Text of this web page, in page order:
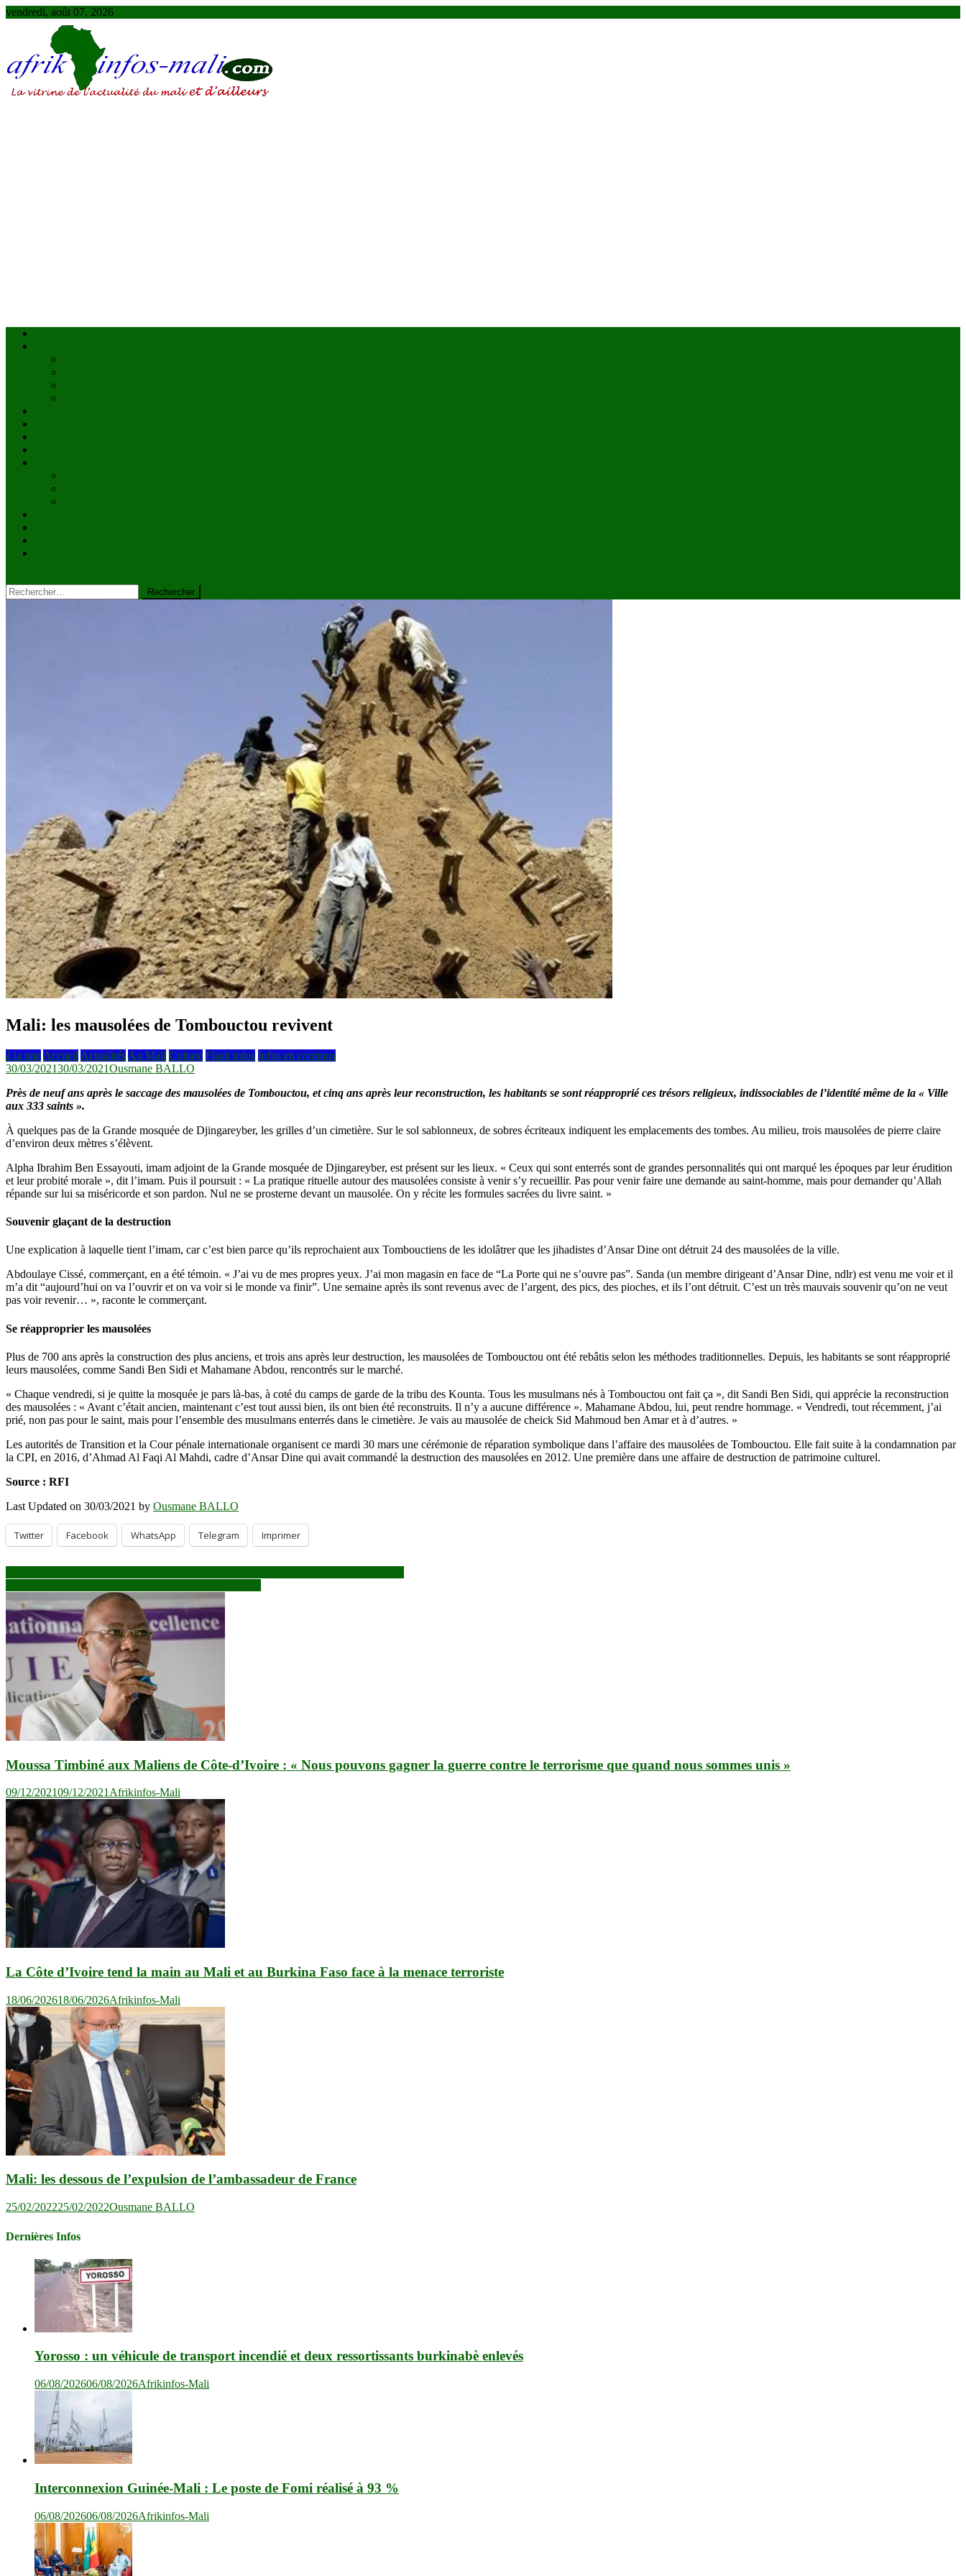
Skip
vendredi, août 07, 2026
Rechercher :
Mali: les mausolées de Tombouctou revivent
à la une Accueil Actualités Au Mali Culture Flash infos Infos en continus
30/03/202130/03/2021Ousmane BALLO
Près de neuf ans après le saccage des mausolées de Tombouctou, et cinq ans après leur reconstruction, les habitants se sont réapproprié ces trésors religieux, indissociables de l’identité même de la « Ville
aux 333 saints ».
À quelques pas de la Grande mosquée de Djingareyber, les grilles d’un cimetière. Sur le sol sablonneux, de sobres écriteaux indiquent les emplacements des tombes. Au milieu, trois mausolées de pierre claire
d’environ deux mètres s’élèvent.
Alpha Ibrahim Ben Essayouti, imam adjoint de la Grande mosquée de Djingareyber, est présent sur les lieux. « Ceux qui sont enterrés sont de grandes personnalités qui ont marqué les époques par leur érudition
et leur probité morale », dit l’imam. Puis il poursuit : « La pratique rituelle autour des mausolées consiste à venir s’y recueillir. Pas pour venir faire une demande au saint-homme, mais pour demander qu’Allah
répande sur lui sa miséricorde et son pardon. Nul ne se prosterne devant un mausolée. On y récite les formules sacrées du livre saint. »
Souvenir glaçant de la destruction
Une explication à laquelle tient l’imam, car c’est bien parce qu’ils reprochaient aux Tombouctiens de les idolâtrer que les jihadistes d’Ansar Dine ont détruit 24 des mausolées de la ville.
Abdoulaye Cissé, commerçant, en a été témoin. « J’ai vu de mes propres yeux. J’ai mon magasin en face de “La Porte qui ne s’ouvre pas”. Sanda (un membre dirigeant d’Ansar Dine, ndlr) est venu me voir et il
m’a dit “aujourd’hui on va l’ouvrir et on va voir si le monde va finir”. Une semaine après ils sont revenus avec de l’argent, des pics, des pioches, et ils l’ont détruit. C’est un très mauvais souvenir qu’on ne veut
pas voir revenir… », raconte le commerçant.
Se réapproprier les mausolées
Plus de 700 ans après la construction des plus anciens, et trois ans après leur destruction, les mausolées de Tombouctou ont été rebâtis selon les méthodes traditionnelles. Depuis, les habitants se sont réapproprié
leurs mausolées, comme Sandi Ben Sidi et Mahamane Abdou, rencontrés sur le marché.
« Chaque vendredi, si je quitte la mosquée je pars là-bas, à coté du camps de garde de la tribu des Kounta. Tous les musulmans nés à Tombouctou ont fait ça », dit Sandi Ben Sidi, qui apprécie la reconstruction
des mausolées : « Avant c’était ancien, maintenant c’est tout aussi bien, ils ont bien été reconstruits. Il n’y a aucune différence ». Mahamane Abdou, lui, peut rendre hommage. « Vendredi, tout récemment, j’ai
prié, non pas pour le saint, mais pour l’ensemble des musulmans enterrés dans le cimetière. Je vais au mausolée de cheick Sid Mahmoud ben Amar et à d’autres. »
Les autorités de Transition et la Cour pénale internationale organisent ce mardi 30 mars une cérémonie de réparation symbolique dans l’affaire des mausolées de Tombouctou. Elle fait suite à la condamnation par
la CPI, en 2016, d’Ahmad Al Faqi Al Mahdi, cadre d’Ansar Dine qui avait commandé la destruction des mausolées en 2012. Une première dans une affaire de destruction de patrimoine culturel.
Source : RFI
Last Updated on 30/03/2021 by Ousmane BALLO
Twitter Facebook WhatsApp Telegram Imprimer
Navigation
de
l’article
Moussa Timbiné aux Maliens de Côte-d’Ivoire : « Nous pouvons gagner la guerre contre le terrorisme que quand nous sommes unis »
09/12/202109/12/2021 Afrikinfos-Mali
La Côte d’Ivoire tend la main au Mali et au Burkina Faso face à la menace terroriste
18/06/202618/06/2026Afrikinfos-Mali
Mali: les dessous de l’expulsion de l’ambassadeur de France
25/02/202225/02/2022Ousmane BALLO
Dernières Infos
Yorosso : un véhicule de transport incendié et deux ressortissants burkinabè enlevés
06/08/202606/08/2026Afrikinfos-Mali
Interconnexion Guinée-Mali : Le poste de Fomi réalisé à 93 %
06/08/202606/08/2026Afrikinfos-Mali